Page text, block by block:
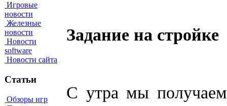
Игровые
новости
Железные
новости
Новости
software
Новости сайта
Статьи
Обзоры игр
Задание на стройке
С утра мы